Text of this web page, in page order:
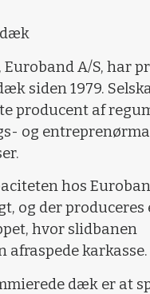
A/S, har
siden 1979.
producent af
og
hos
og der produceres
hvor slidbanen
afraspede karkasse.
dæk er at